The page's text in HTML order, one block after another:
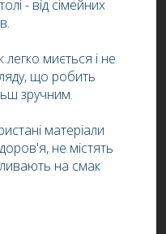
- від сімейних
легко миється і не
що робить
зручним.
матеріали
не містять
на смак